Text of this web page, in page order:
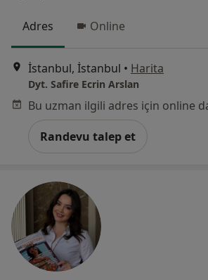
Adres Online
İstanbul, İstanbul • Harita
Dyt. Safire Ecrin Arslan
Randevu talep et